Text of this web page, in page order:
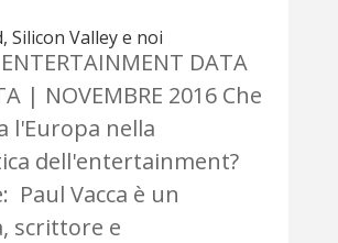
Silicon Valley e noi
DATA
| NOVEMBRE 2016 Che
l'Europa nella
dell'entertainment?
Paul Vacca è un
scrittore e